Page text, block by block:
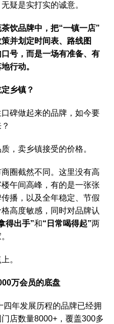
疑是实打实的诚意。
饮品牌中，把“一镇一店”
并划定时间表、路线图
号，而是一场有准备、有
行动。
乡镇？
碑做起来的品牌，如今要
，卖乡镇接受的价格。
圈截然不同。这里没有高
午间高峰，有的是一张张
播，以及全年稳定、节假
高度敏感，同时对品牌认
得出手”和“日常喝得起”两
。
万会员的底盘
年发展历程的品牌已经拥
店数量8000+，覆盖300多